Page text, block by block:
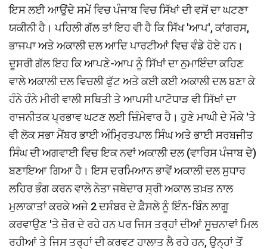
ਇਸ ਲਈ ਆਉਂਦੇ ਸਮੇਂ ਵਿਚ ਪੰਜਾਬ ਵਿਚ ਸਿੱਖਾਂ ਦੀ ਵਸੋਂ ਦਾ ਘਟਣਾ
ਯਕੀਨੀ ਹੈ। ਪਹਿਲੀ ਗੱਲ ਤਾਂ ਇਹ ਵੀ ਹੈ ਕਿ ਸਿੱਖ 'ਆਪ', ਕਾਂਗਰਸ,
ਭਾਜਪਾ ਅਤੇ ਅਕਾਲੀ ਦਲ ਆਦਿ ਪਾਰਟੀਆਂ ਵਿਚ ਵੰਡੇ ਹੋਏ ਹਨ।
ਦੂਸਰੀ ਗੱਲ ਇਹ ਕਿ ਆਪਣੇ-ਆਪ ਨੂੰ ਸਿੱਖਾਂ ਦਾ ਨੁਮਾਇੰਦਾ ਕਹਿਣ
ਵਾਲੇ ਅਕਾਲੀ ਦਲ ਵਿਚਲੀ ਫੁੱਟ ਅਤੇ ਕਈ ਕਈ ਅਕਾਲੀ ਦਲ ਬਣਾ ਕੇ
ਹੰਨੇ ਹੰਨੇ ਮੀਰੀ ਵਾਲੀ ਸਥਿਤੀ ਤੇ ਆਪਸੀ ਪਾਟੋਧਾੜ ਵੀ ਸਿੱਖਾਂ ਦਾ
ਰਾਜਨੀਤਕ ਪ੍ਰਭਾਵ ਘਟਣ ਲਈ ਜ਼ਿੰਮੇਵਾਰ ਹੈ। ਹੁਣੇ ਮਾਘੀ ਦੇ ਮੌਕੇ 'ਤੇ
ਵੀ ਲੋਕ ਸਭਾ ਮੈਂਬਰ ਭਾਈ ਅੰਮ੍ਰਿਤਪਾਲ ਸਿੰਘ ਅਤੇ ਭਾਈ ਸਰਬਜੀਤ
ਸਿੰਘ ਦੀ ਅਗਵਾਈ ਵਿਚ ਇਕ ਨਵਾਂ ਅਕਾਲੀ ਦਲ (ਵਾਰਿਸ ਪੰਜਾਬ ਦੇ)
ਬਣਾਇਆ ਗਿਆ ਹੈ। ਇਸ ਦਰਮਿਆਨ ਭਾਵੇਂ ਅਕਾਲੀ ਦਲ ਸੁਧਾਰ
ਲਹਿਰ ਭੰਗ ਕਰਨ ਵਾਲੇ ਨੇਤਾ ਜਥੇਦਾਰ ਸ੍ਰੀ ਅਕਾਲ ਤਖ਼ਤ ਨਾਲ
ਮੁਲਾਕਾਤਾਂ ਕਰਕੇ ਅਜੇ 2 ਦਸੰਬਰ ਦੇ ਫ਼ੈਸਲੇ ਨੂੰ ਇੰਨ-ਬਿੰਨ ਲਾਗੂ
ਕਰਵਾਉਣ 'ਤੇ ਜ਼ੋਰ ਦੇ ਰਹੇ ਹਨ ਪਰ ਜਿਸ ਤਰ੍ਹਾਂ ਦੀਆਂ ਸੂਚਨਾਵਾਂ ਮਿਲ
ਰਹੀਆਂ ਤੇ ਜਿਸ ਤਰ੍ਹਾਂ ਦੀ ਕਰਵਟ ਹਾਲਾਤ ਲੈ ਰਹੇ ਹਨ, ਉਨ੍ਹਾਂ ਤੋਂ